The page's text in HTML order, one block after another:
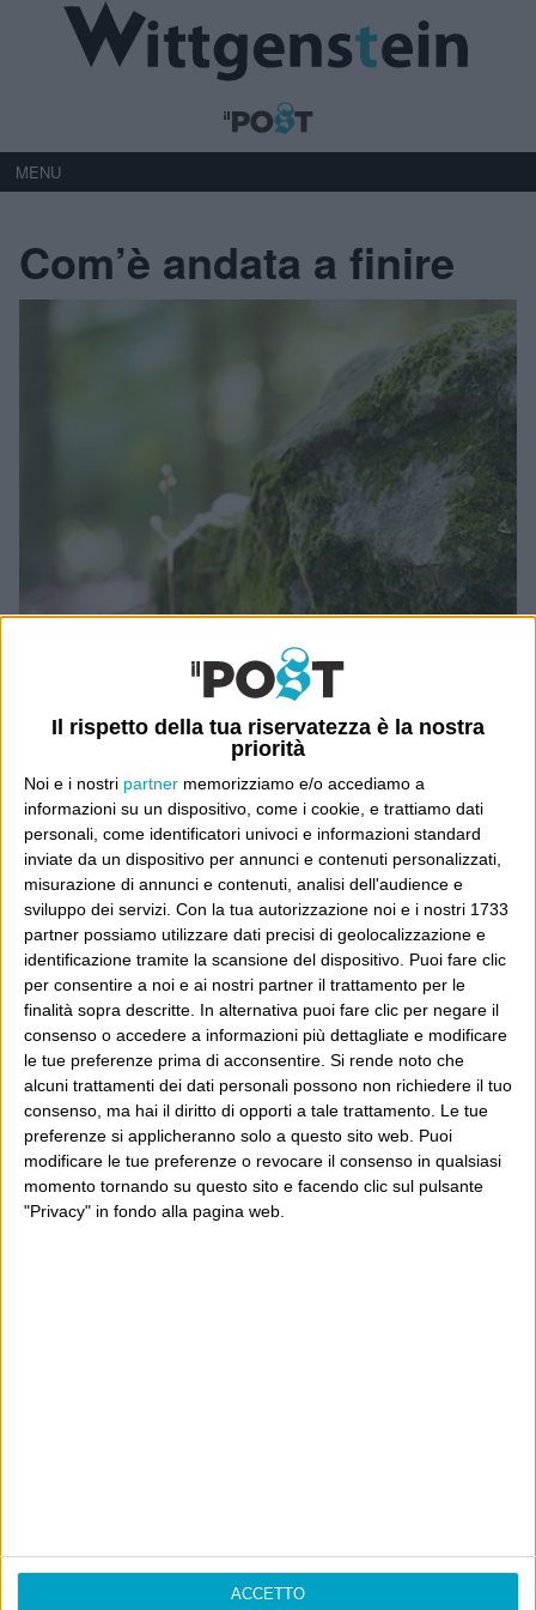
Il rispetto della tua riservatezza è la nostra
priorità
Noi e i nostri partner memorizziamo e/o accediamo a
informazioni su un dispositivo, come i cookie, e trattiamo dati
personali, come identificatori univoci e informazioni standard
inviate da un dispositivo per annunci e contenuti personalizzati,
misurazione di annunci e contenuti, analisi dell'audience e
sviluppo dei servizi. Con la tua autorizzazione noi e i nostri 1733
partner possiamo utilizzare dati precisi di geolocalizzazione e
identificazione tramite la scansione del dispositivo. Puoi fare clic
per consentire a noi e ai nostri partner il trattamento per le
finalità sopra descritte. In alternativa puoi fare clic per negare il
consenso o accedere a informazioni più dettagliate e modificare
le tue preferenze prima di acconsentire. Si rende noto che
alcuni trattamenti dei dati personali possono non richiedere il tuo
consenso, ma hai il diritto di opporti a tale trattamento. Le tue
preferenze si applicheranno solo a questo sito web. Puoi
modificare le tue preferenze o revocare il consenso in qualsiasi
momento tornando su questo sito e facendo clic sul pulsante
"Privacy" in fondo alla pagina web.
ACCETTO
MENU
Com’è andata a finire
MARLBOROUGH, ENGLAND – JULY 30: A sarsen stone
lies in the West Woods on July 30, 2020 in Marlborough,
England. Archaeologists have discovered that the sarsen
stones used for the prehistoric temple Stonehenge were
from a two square mile part of woodland called ‘West
Woods’ just south of the village of Lockeridge near
Marlborough. The stones, which weigh approximately 20
tonnes, were moved south to Stonehenge over a distance
of 15 miles. (Photo by Matthew Horwood/Getty Images)
Ultimi articoli
La sinistra de coccio
Don’t feed the trolls
A chi pensi, quando senti dire “patrimoniale”?
Cookie